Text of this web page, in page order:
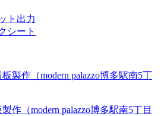
ト出力
シート
作（modern palazzo博多駅南5丁目